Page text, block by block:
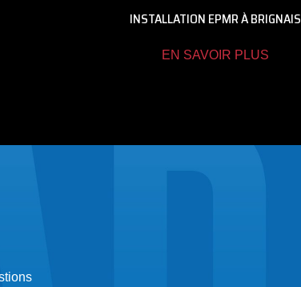
INSTALLATION EPMR À BRIGNAIS
EN SAVOIR PLUS